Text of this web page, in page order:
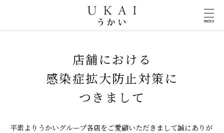
INDEX
店舗における
感染症拡大防止対策に
つきまして
平素よりうかいグループ各店をご愛顧いただきまして誠にありが